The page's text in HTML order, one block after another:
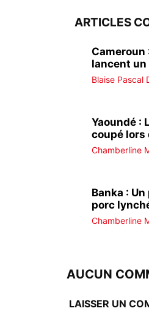
ARTICLES
Cameroun
lancent un
Blaise Pascal
Yaoundé :
coupé lors
Chamberline
Banka :
porc
Chamberline
AUCUN
LAISSER UN